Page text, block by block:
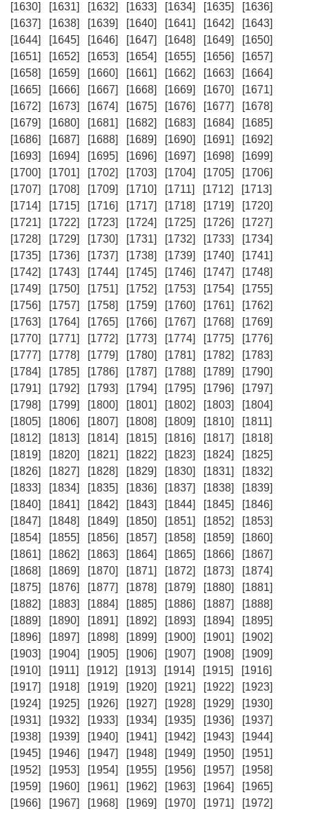
[1630]
[1631] [1632] [1633] [1634] [1635]
[1636]
[1637]
[1638] [1639] [1640] [1641] [1642]
[1643]
[1644]
[1645] [1646] [1647] [1648] [1649]
[1650]
[1651]
[1652] [1653] [1654] [1655] [1656]
[1657]
[1658]
[1659] [1660] [1661] [1662] [1663]
[1664]
[1665]
[1666] [1667] [1668] [1669] [1670]
[1671]
[1672]
[1673] [1674] [1675] [1676] [1677]
[1678]
[1679]
[1680] [1681] [1682] [1683] [1684]
[1685]
[1686]
[1687] [1688] [1689] [1690] [1691]
[1692]
[1693]
[1694] [1695] [1696] [1697] [1698]
[1699]
[1700]
[1701] [1702] [1703] [1704] [1705]
[1706]
[1707]
[1708] [1709] [1710] [1711] [1712]
[1713]
[1714]
[1715] [1716] [1717] [1718] [1719]
[1720]
[1721]
[1722] [1723] [1724] [1725] [1726]
[1727]
[1728]
[1729] [1730] [1731] [1732] [1733]
[1734]
[1735]
[1736] [1737] [1738] [1739] [1740]
[1741]
[1742]
[1743] [1744] [1745] [1746] [1747]
[1748]
[1749]
[1750] [1751] [1752] [1753] [1754]
[1755]
[1756]
[1757] [1758] [1759] [1760] [1761]
[1762]
[1763]
[1764] [1765] [1766] [1767] [1768]
[1769]
[1770]
[1771] [1772] [1773] [1774] [1775]
[1776]
[1777]
[1778] [1779] [1780] [1781] [1782]
[1783]
[1784]
[1785] [1786] [1787] [1788] [1789]
[1790]
[1791]
[1792] [1793] [1794] [1795] [1796]
[1797]
[1798]
[1799] [1800] [1801] [1802] [1803]
[1804]
[1805]
[1806] [1807] [1808] [1809] [1810]
[1811]
[1812]
[1813] [1814] [1815] [1816] [1817]
[1818]
[1819]
[1820] [1821] [1822] [1823] [1824]
[1825]
[1826]
[1827] [1828] [1829] [1830] [1831]
[1832]
[1833]
[1834] [1835] [1836] [1837] [1838]
[1839]
[1840]
[1841] [1842] [1843] [1844] [1845]
[1846]
[1847]
[1848] [1849] [1850] [1851] [1852]
[1853]
[1854]
[1855] [1856] [1857] [1858] [1859]
[1860]
[1861]
[1862] [1863] [1864] [1865] [1866]
[1867]
[1868]
[1869] [1870] [1871] [1872] [1873]
[1874]
[1875]
[1876] [1877] [1878] [1879] [1880]
[1881]
[1882]
[1883] [1884] [1885] [1886] [1887]
[1888]
[1889]
[1890] [1891] [1892] [1893] [1894]
[1895]
[1896]
[1897] [1898] [1899] [1900] [1901]
[1902]
[1903]
[1904] [1905] [1906] [1907] [1908]
[1909]
[1910]
[1911] [1912] [1913] [1914] [1915]
[1916]
[1917]
[1918] [1919] [1920] [1921] [1922]
[1923]
[1924]
[1925] [1926] [1927] [1928] [1929]
[1930]
[1931]
[1932] [1933] [1934] [1935] [1936]
[1937]
[1938]
[1939] [1940] [1941] [1942] [1943]
[1944]
[1945]
[1946] [1947] [1948] [1949] [1950]
[1951]
[1952]
[1953] [1954] [1955] [1956] [1957]
[1958]
[1959]
[1960] [1961] [1962] [1963] [1964]
[1965]
[1966]
[1967] [1968] [1969] [1970] [1971]
[1972]